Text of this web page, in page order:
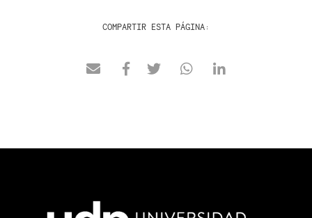
COMPARTIR ESTA PÁGINA: